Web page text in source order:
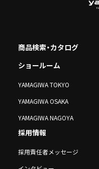
商品検索・カタログ
ショールーム
YAMAGIWA TOKYO
YAMAGIWA OSAKA
YAMAGIWA NAGOYA
採用情報
採用責任者メッセージ